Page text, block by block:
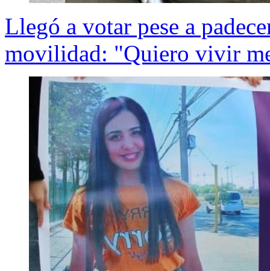
Llegó a votar pese a
movilidad: "Quiero vivir